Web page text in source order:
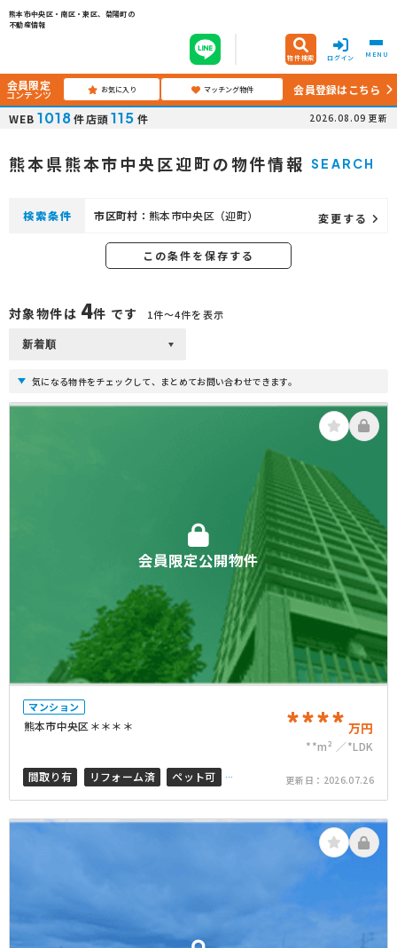
熊本市中央区・南区・東区、菊陽町の
不動産情報
物件検索 ログイン MENU
会員限定
コンテンツ お気に入り マッチング物件
会員登録はこちら
WEB 1018 件店頭115 件 2026.08.09 更新
熊本県熊本市中央区迎町の物件情報 SEARCH
検索条件 市区町村： 熊本市中央区（迎町） 変更する
この条件を保存する
対象物件は 4件 です 1件〜4件を表示
気になる物件をチェックして、まとめてお問い合わせできます。
会員限定公開物件
マンション
熊本市中央区＊＊＊＊ **** 万円
**m²
*LDK
間取り有
リフォーム済
ペット可
更新日： 2026.07.26